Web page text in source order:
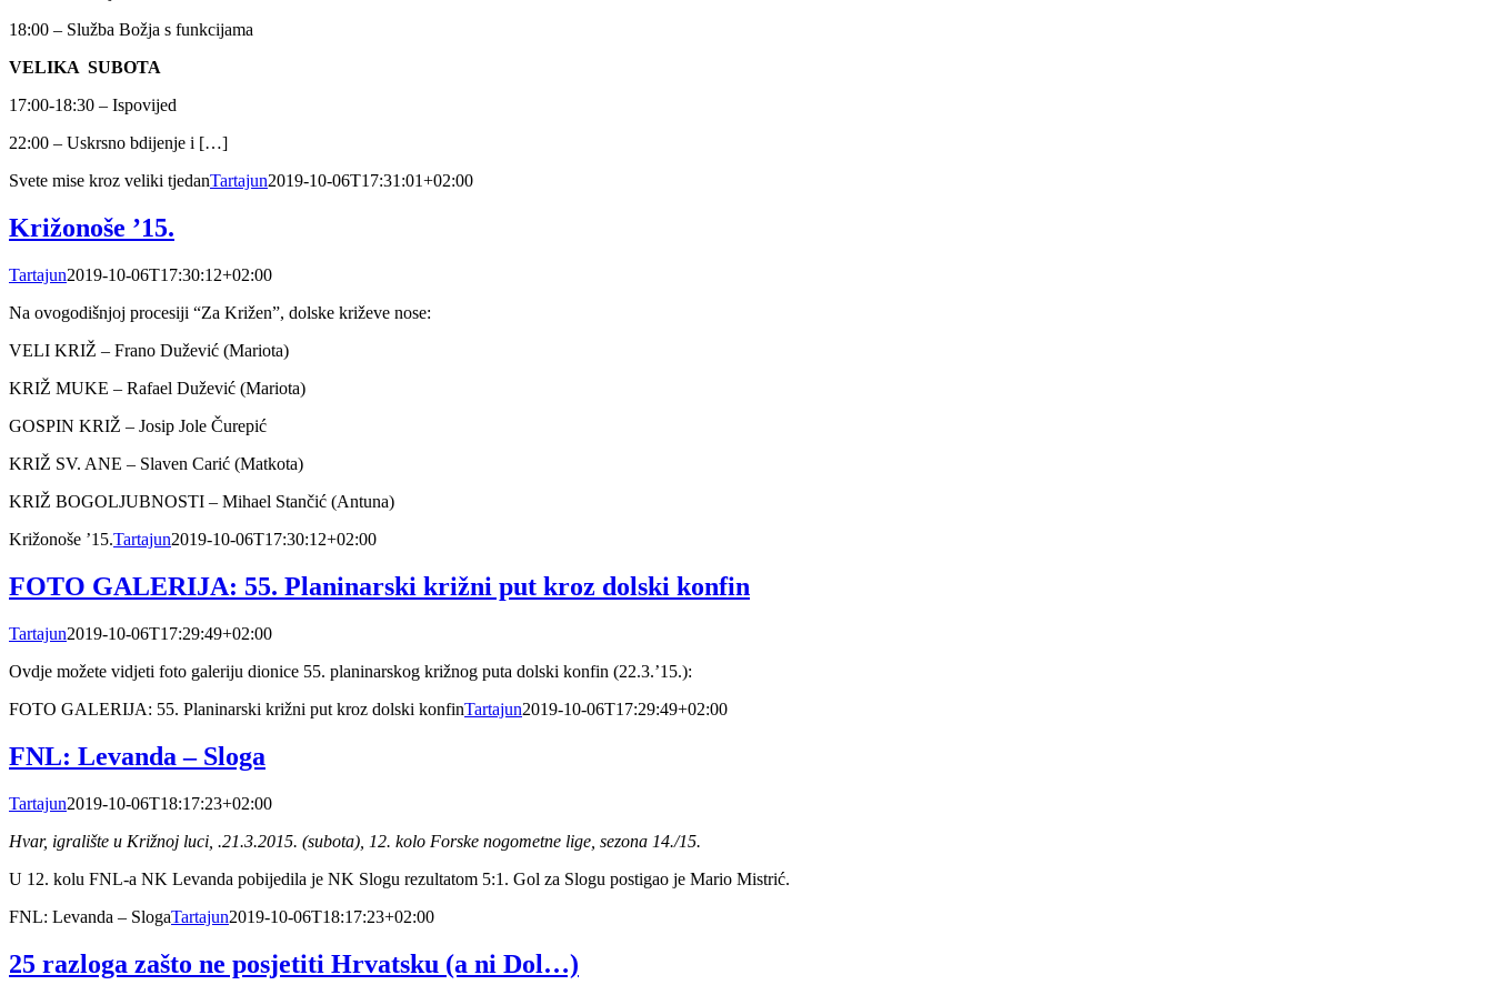
18:00 – Služba Božja s funkcijama
VELIKA SUBOTA
17:00-18:30 – Ispovijed
22:00 – Uskrsno bdijenje i […]
Svete mise kroz veliki tjedanTartajun2019-10-06T17:31:01+02:00
Križonoše ’15.
Tartajun2019-10-06T17:30:12+02:00
Na ovogodišnjoj procesiji “Za Križen”, dolske križeve nose:
VELI KRIŽ – Frano Dužević (Mariota)
KRIŽ MUKE – Rafael Dužević (Mariota)
GOSPIN KRIŽ – Josip Jole Čurepić
KRIŽ SV. ANE – Slaven Carić (Matkota)
KRIŽ BOGOLJUBNOSTI – Mihael Stančić (Antuna)
Križonoše ’15.Tartajun2019-10-06T17:30:12+02:00
FOTO GALERIJA: 55. Planinarski križni put kroz dolski konfin
Tartajun2019-10-06T17:29:49+02:00
Ovdje možete vidjeti foto galeriju dionice 55. planinarskog križnog puta dolski konfin (22.3.’15.):
FOTO GALERIJA: 55. Planinarski križni put kroz dolski konfinTartajun2019-10-06T17:29:49+02:00
FNL: Levanda – Sloga
Tartajun2019-10-06T18:17:23+02:00
Hvar, igralište u Križnoj luci, .21.3.2015. (subota), 12. kolo Forske nogometne lige, sezona 14./15.
U 12. kolu FNL-a NK Levanda pobijedila je NK Slogu rezultatom 5:1. Gol za Slogu postigao je Mario Mistrić.
FNL: Levanda – SlogaTartajun2019-10-06T18:17:23+02:00
25 razloga zašto ne posjetiti Hrvatsku (a ni Dol…)